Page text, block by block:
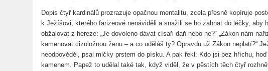
Dopis čtyř kardinálů prozrazuje opačnou mentalitu, zcela přesně kopíruje
k Ježíšovi, kterého farizeové nenáviděli a snažili se ho zahnat do léčky, aby
obžalovat z hereze: „Je dovoleno dávat císaři daň nebo ne?“ „Zákon nám
kamenovat cizoložnou ženu – a co uděláš ty? Opravdu už Zákon neplatí?“
neodpověděl, psal mlčky prstem do písku. A pak řekl: Kdo jsi bez hříchu,
kamenem. Papež to udělal také tak, když viděl, že v pěstích těch čtyř